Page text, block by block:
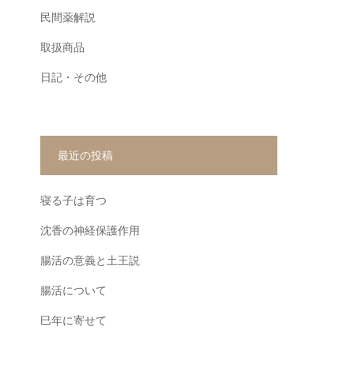
民間薬解説
取扱商品
日記・その他
最近の投稿
寝る子は育つ
沈香の神経保護作用
腸活の意義と土王説
腸活について
巳年に寄せて